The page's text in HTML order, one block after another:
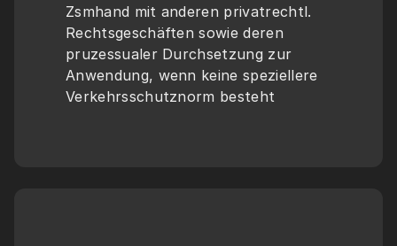
Zsmhand mit anderen privatrechtl.
Rechtsgeschäften sowie deren
pruzessualer Durchsetzung zur
Anwendung, wenn keine speziellere
Verkehrsschutznorm besteht